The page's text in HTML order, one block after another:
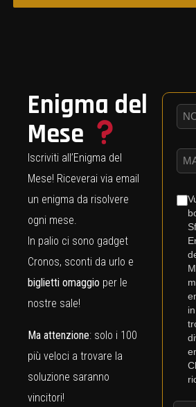
Enigma del
Mese
Iscriviti all’Enigma del
Mese! Riceverai via email
un enigma da risolvere
ogni mese.
In palio ci sono gadget
Cronos, sconti da urlo e
biglietti omaggio per le
nostre sale!
Ma attenzione: solo i 100
più veloci a trovare la
soluzione saranno
vincitori!